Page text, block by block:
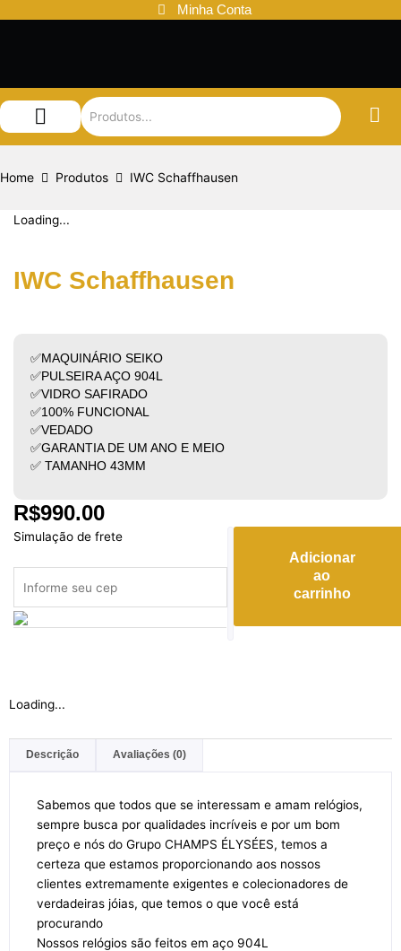
Minha Conta
Home Produtos IWC Schaffhausen
Loading...
IWC Schaffhausen
✅MAQUINÁRIO SEIKO
✅PULSEIRA AÇO 904L
✅VIDRO SAFIRADO
✅100% FUNCIONAL
✅VEDADO
✅GARANTIA DE UM ANO E MEIO
✅ TAMANHO 43MM
R$990.00
Simulação de frete
SchaffhausenAdicionar
ao
carrinho
Loading...
Descrição Avaliações (0)
Sabemos que todos que se interessam e amam relógios,
sempre busca por qualidades incríveis e por um bom
preço e nós do Grupo CHAMPS ÉLYSÉES, temos a
certeza que estamos proporcionando aos nossos
clientes extremamente exigentes e colecionadores de
verdadeiras jóias, que temos o que você está
procurando
Nossos relógios são feitos em aço 904L